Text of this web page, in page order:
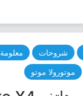
شروحات معلومة
موتورولا موتو